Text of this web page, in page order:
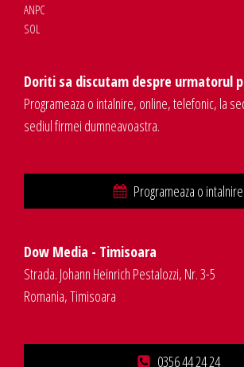
ANPC
SOL
Doriti sa discutam despre urmatorul
Programeaza o intalnire, online, telefonic, la
sediul firmei dumneavoastra.
Programeaza o intalnire
Dow Media - Timisoara
Strada. Johann Heinrich Pestalozzi, Nr. 3-5
Romania, Timisoara
0356 44 24 24